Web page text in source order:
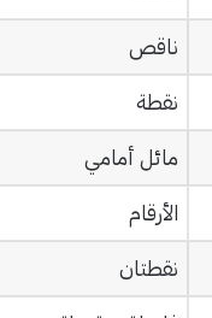
ناقص
نقطة
مائل أمامي
الأرقام
نقطتان